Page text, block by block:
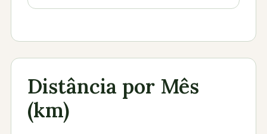
Distância por Mês
(km)